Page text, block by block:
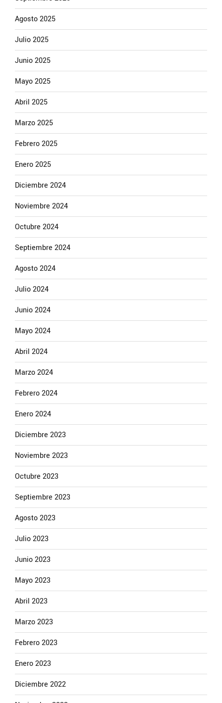
Agosto 2025
Julio 2025
Junio 2025
Mayo 2025
Abril 2025
Marzo 2025
Febrero 2025
Enero 2025
Diciembre 2024
Noviembre 2024
Octubre 2024
Septiembre 2024
Agosto 2024
Julio 2024
Junio 2024
Mayo 2024
Abril 2024
Marzo 2024
Febrero 2024
Enero 2024
Diciembre 2023
Noviembre 2023
Octubre 2023
Septiembre 2023
Agosto 2023
Julio 2023
Junio 2023
Mayo 2023
Abril 2023
Marzo 2023
Febrero 2023
Enero 2023
Diciembre 2022